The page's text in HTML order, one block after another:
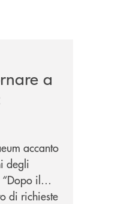
a
accanto
degli
il
di richieste